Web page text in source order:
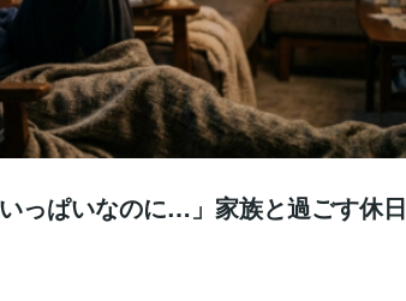
っぱいなのに…」家族と過ごす休日